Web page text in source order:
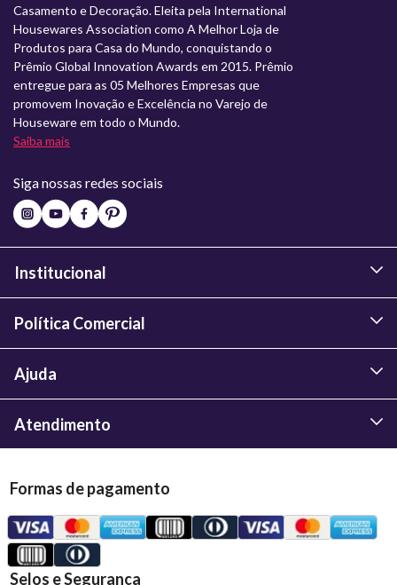
Casamento e Decoração. Eleita pela International
Housewares Association como A Melhor Loja de
Produtos para Casa do Mundo, conquistando o
Prêmio Global Innovation Awards em 2015. Prêmio
entregue para as 05 Melhores Empresas que
promovem Inovação e Excelência no Varejo de
Houseware em todo o Mundo.
Saiba mais
Siga nossas redes sociais
Institucional
Política Comercial
Ajuda
Atendimento
Formas de pagamento
Selos e Segurança